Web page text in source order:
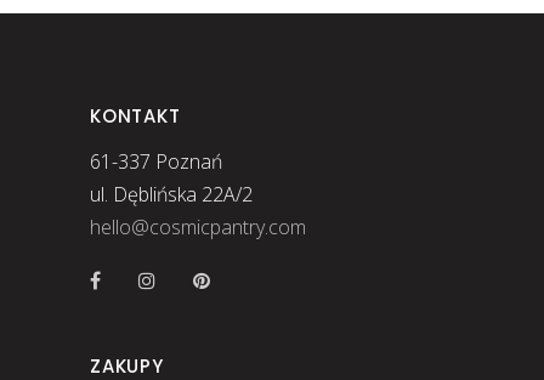
KONTAKT
61-337 Poznań
ul. Dęblińska 22A/2
hello@cosmicpantry.com
ZAKUPY